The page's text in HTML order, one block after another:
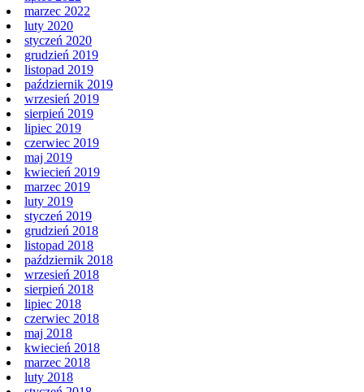
marzec 2022
luty 2020
styczeń 2020
grudzień 2019
listopad 2019
październik 2019
wrzesień 2019
sierpień 2019
lipiec 2019
czerwiec 2019
maj 2019
kwiecień 2019
marzec 2019
luty 2019
styczeń 2019
grudzień 2018
listopad 2018
październik 2018
wrzesień 2018
sierpień 2018
lipiec 2018
czerwiec 2018
maj 2018
kwiecień 2018
marzec 2018
luty 2018